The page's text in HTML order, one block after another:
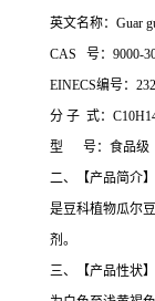
英文名称：Guar
CAS 号：9000-
EINECS编号：
分 子 式：
型 号：食品级
二、【产品简介】
是豆科植物瓜尔
剂。
三、【产品性状】